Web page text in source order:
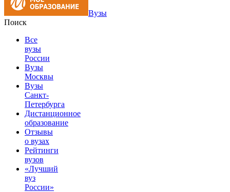
Вузы
Поиск
Все
вузы
России
Вузы
Москвы
Вузы
Санкт-
Петербурга
Дистанционное
образование
Отзывы
о вузах
Рейтинги
вузов
«Лучший
вуз
России»